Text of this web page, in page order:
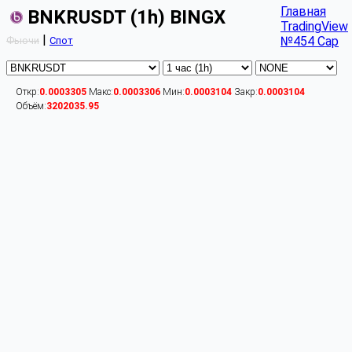
BNKRUSDT (1h) BINGX
Фьючи | Спот
Главная
TradingView
№454 Cap
Откр:0.0003305 Макс:0.0003306 Мин:0.0003104 Закр:0.0003104
Объём:3202035.95